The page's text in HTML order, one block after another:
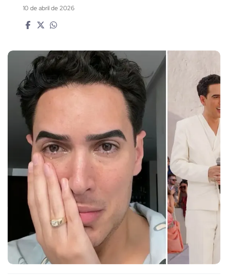
10 de abril de 2026